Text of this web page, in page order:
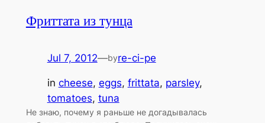
Фриттата из тунца
Jul 7, 2012—byre-ci-pe
in cheese, eggs, frittata, parsley
tomatoes, tuna
Не знаю, почему я раньше не догадывалась